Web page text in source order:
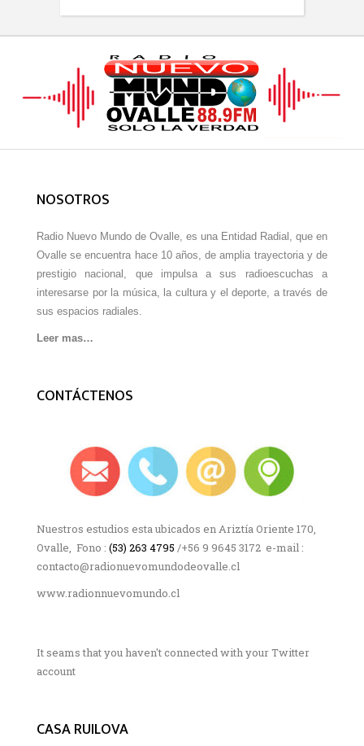
NOSOTROS
Radio Nuevo Mundo de Ovalle, es una Entidad Radial, que en
Ovalle se encuentra hace 10 años, de amplia trayectoria y de
prestigio nacional, que impulsa a sus radioescuchas a
interesarse por la música, la cultura y el deporte, a través de
sus espacios radiales.
Leer mas…
CONTÁCTENOS
Nuestros estudios esta ubicados en Ariztía Oriente 170,
Ovalle, Fono : (53) 263 4795 /+56 9 9645 3172 e-mail :
contacto@radionuevomundodeovalle.cl
www.radionnuevomundo.cl
It seams that you haven't connected with your Twitter
account
CASA RUILOVA